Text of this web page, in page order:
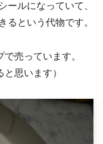
ールになっていて、
るという代物です。
売っています。
思います）